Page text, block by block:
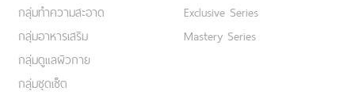
กลุ่มทำความสะอาด
กลุ่มอาหารเสริม
กลุ่มดูแลผิวกาย
กลุ่มชุดเซ็ต
Exclusive Series
Mastery Series